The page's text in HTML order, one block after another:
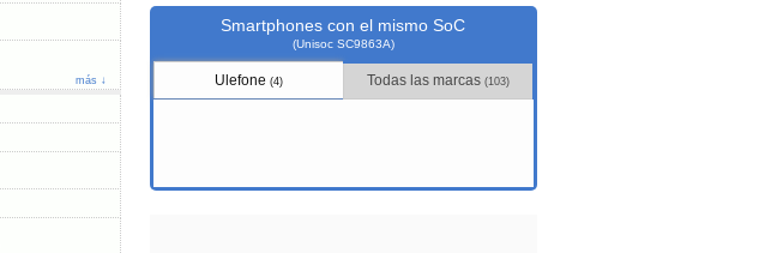
más ↓
Smartphones con el mismo SoC
(Unisoc SC9863A)
Ulefone (4) Todas las marcas (103)